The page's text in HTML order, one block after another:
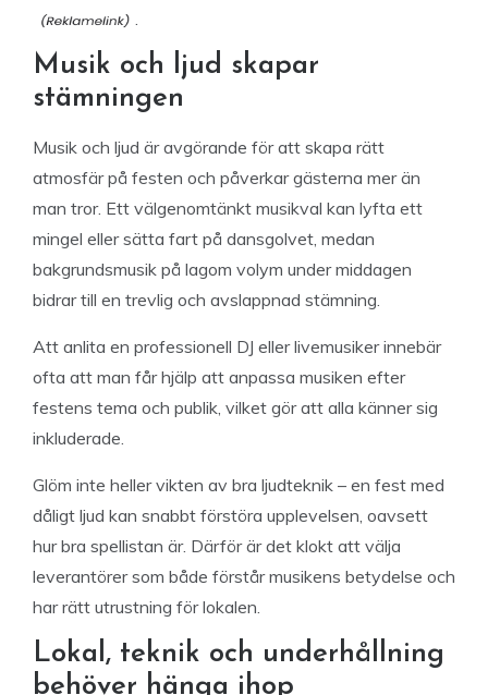
.
Musik och ljud skapar
stämningen
Musik och ljud är avgörande för att skapa rätt
atmosfär på festen och påverkar gästerna mer än
man tror. Ett välgenomtänkt musikval kan lyfta ett
mingel eller sätta fart på dansgolvet, medan
bakgrundsmusik på lagom volym under middagen
bidrar till en trevlig och avslappnad stämning.
Att anlita en professionell DJ eller livemusiker innebär
ofta att man får hjälp att anpassa musiken efter
festens tema och publik, vilket gör att alla känner sig
inkluderade.
Glöm inte heller vikten av bra ljudteknik – en fest med
dåligt ljud kan snabbt förstöra upplevelsen, oavsett
hur bra spellistan är. Därför är det klokt att välja
leverantörer som både förstår musikens betydelse och
har rätt utrustning för lokalen.
Lokal, teknik och underhållning
behöver hänga ihop